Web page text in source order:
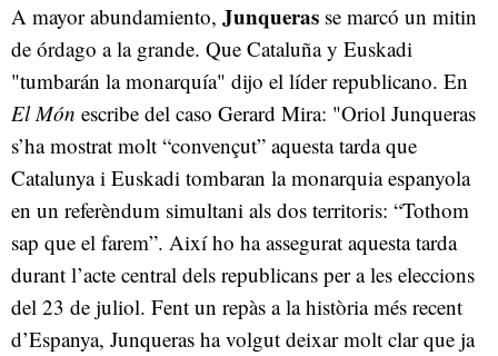
A mayor abundamiento, Junqueras se marcó un mitin
de órdago a la grande. Que Cataluña y Euskadi
"tumbarán la monarquía" dijo el líder republicano. En
El Món escribe del caso Gerard Mira: "Oriol Junqueras
s’ha mostrat molt “convençut” aquesta tarda que
Catalunya i Euskadi tombaran la monarquia espanyola
en un referèndum simultani als dos territoris: “Tothom
sap que el farem”. Així ho ha assegurat aquesta tarda
durant l’acte central dels republicans per a les eleccions
del 23 de juliol. Fent un repàs a la història més recent
d’Espanya, Junqueras ha volgut deixar molt clar que ja